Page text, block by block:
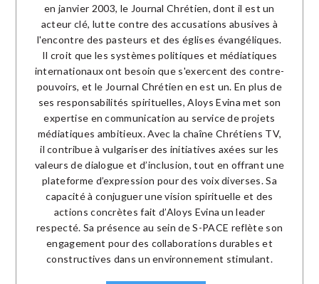
en janvier 2003, le Journal Chrétien, dont il est un
acteur clé, lutte contre des accusations abusives à
l'encontre des pasteurs et des églises évangéliques.
Il croit que les systèmes politiques et médiatiques
internationaux ont besoin que s'exercent des contre-
pouvoirs, et le Journal Chrétien en est un. En plus de
ses responsabilités spirituelles, Aloys Evina met son
expertise en communication au service de projets
médiatiques ambitieux. Avec la chaîne Chrétiens TV,
il contribue à vulgariser des initiatives axées sur les
valeurs de dialogue et d’inclusion, tout en offrant une
plateforme d’expression pour des voix diverses. Sa
capacité à conjuguer une vision spirituelle et des
actions concrètes fait d’Aloys Evina un leader
respecté. Sa présence au sein de S-PACE reflète son
engagement pour des collaborations durables et
constructives dans un environnement stimulant.